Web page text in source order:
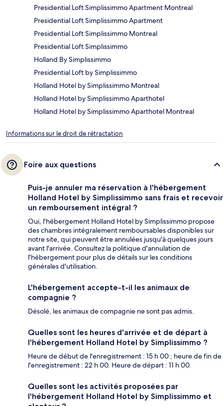
Presidential Loft Simplissimmo Apartment Montreal
Presidential Loft Simplissimmo Apartment
Presidential Loft Simplissimmo Montreal
Presidential Loft Simplissimmo
Holland By Simplissimmo
Presidential Loft by Simplissimmo
Holland Hotel by Simplissimmo Montreal
Holland Hotel by Simplissimmo Aparthotel
Holland Hotel by Simplissimmo Aparthotel Montreal
Informations sur le droit de rétractation
Foire aux questions
Puis-je annuler ma réservation à l'hébergement
Holland Hotel by Simplissimmo sans frais et recevoir
un remboursement intégral ?
Oui, l'hébergement Holland Hotel by Simplissimmo propose
des chambres intégralement remboursables disponibles sur
notre site, qui peuvent être annulées jusqu'à quelques jours
avant l'arrivée. Consultez la politique d'annulation de
l'hébergement pour plus de détails sur les conditions
générales d'utilisation.
L'hébergement accepte-t-il les animaux de
compagnie ?
Désolé, les animaux de compagnie ne sont pas admis.
Quelles sont les heures d'arrivée et de départ à
l'hébergement Holland Hotel by Simplissimmo ?
Heure de début de l'enregistrement : 15 h 00 ; heure de fin de
l'enregistrement : 22 h 00. Heure de départ : 11 h 00.
Quelles sont les activités proposées par
l'hébergement Holland Hotel by Simplissimmo et